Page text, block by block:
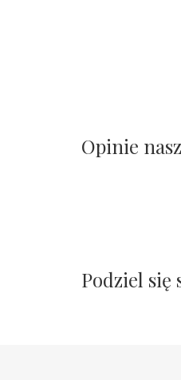
Opinie
Podziel